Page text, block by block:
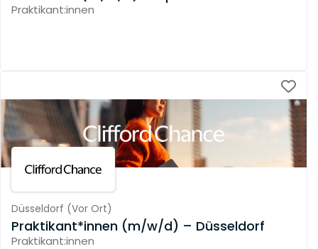
Praktikant:innen
Düsseldorf (Vor Ort)
Praktikant*innen (m/w/d) – Düsseldorf
Praktikant:innen